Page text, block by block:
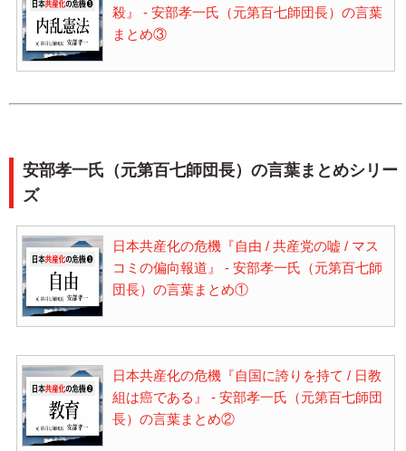
殺』 - 安部孝一氏（元第百七師団長）の言葉
まとめ③
安部孝一氏（元第百七師団長）の言葉まとめシリー
ズ
日本共産化の危機『自由 / 共産党の嘘 / マス
コミの偏向報道』 - 安部孝一氏（元第百七師
団長）の言葉まとめ①
日本共産化の危機『自国に誇りを持て / 日教
組は癌である』 - 安部孝一氏（元第百七師団
長）の言葉まとめ②